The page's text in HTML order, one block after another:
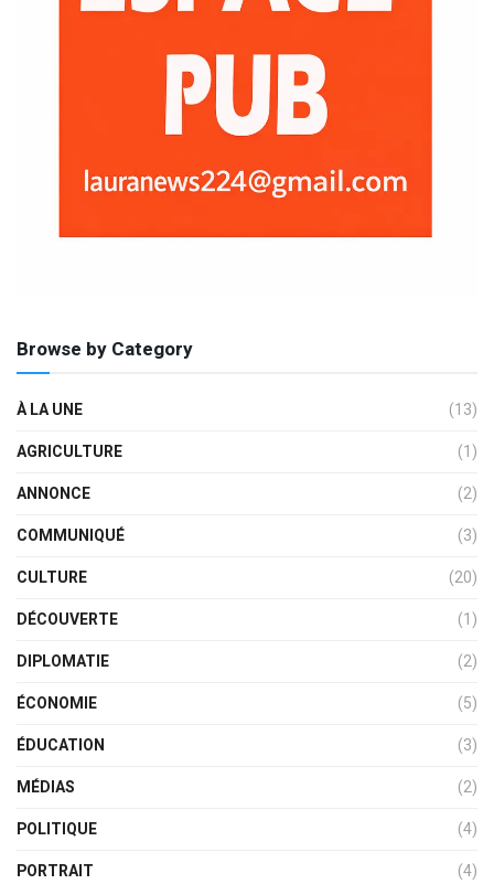
Browse by Category
À LA UNE
(13)
AGRICULTURE
(1)
ANNONCE
(2)
COMMUNIQUÉ
(3)
CULTURE
(20)
DÉCOUVERTE
(1)
DIPLOMATIE
(2)
ÉCONOMIE
(5)
ÉDUCATION
(3)
MÉDIAS
(2)
POLITIQUE
(4)
PORTRAIT
(4)